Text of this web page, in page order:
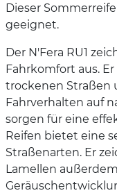
Dieser
geeignet.
Der N'Fera RU1
Fahrkomfort aus.
trockenen Straßen
Fahrverhalten auf
sorgen für eine
Reifen bietet eine
Straßenarten. Er
Lamellen